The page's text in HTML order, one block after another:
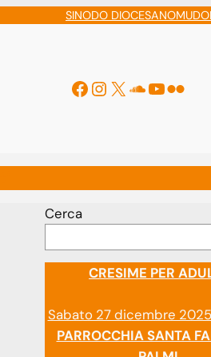
SINODO DIOCESANO
Facebook
Instagram
X YouTube
Flickr
Cerca
CRESIME PER
Sabato 27 dicembre
PARROCCHIA SANTA